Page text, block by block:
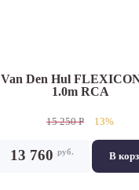
Van Den Hul
1.0m RCA
15 250 P 13%
В
13 760 руб.